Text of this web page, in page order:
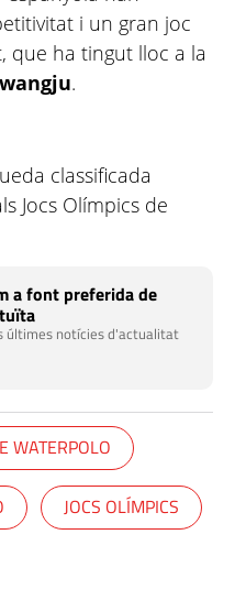
i un gran joc
que ha tingut lloc a la
.
classificada
Jocs Olímpics de
a font preferida de
últimes notícies d'actualitat
WATERPOLO
JOCS OLÍMPICS